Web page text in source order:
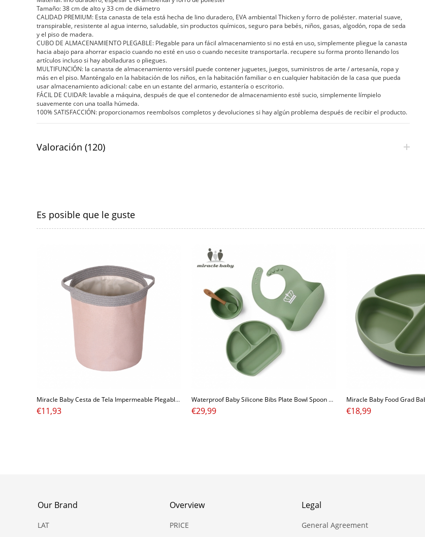
Tamaño: 38 cm de alto y 33 cm de diámetro
CALIDAD PREMIUM: Esta canasta de tela está hecha de lino duradero, EVA ambiental Thicken y forro de poliéster. material suave,
transpirable, resistente al agua interno, saludable, sin productos químicos, seguro para bebés, niños, gasas, algodón, ropa de seda
y el piso de madera.
CUBO DE ALMACENAMIENTO PLEGABLE: Plegable para un fácil almacenamiento si no está en uso, simplemente pliegue la canasta
hacia abajo para ahorrar espacio cuando no esté en uso o cuando necesite transportarla. recupere su forma pronto llenando los
artículos incluso si hay abolladuras o pliegues.
MULTIFUNCIÓN: la canasta de almacenamiento versátil puede contener juguetes, juegos, suministros de arte / artesanía, ropa y
más en el piso. Manténgalo en la habitación de los niños, en la habitación familiar o en cualquier habitación de la casa que pueda
usar almacenamiento adicional: cabe en un estante del armario, estantería o escritorio.
FÁCIL DE CUIDAR: lavable a máquina, después de que el contenedor de almacenamiento esté sucio, simplemente límpielo
suavemente con una toalla húmeda.
100% SATISFACCIÓN: proporcionamos reembolsos completos y devoluciones si hay algún problema después de recibir el producto.
Valoración (120)
Es posible que le guste
Miracle Baby Cesta de Tela Impermeable Plegable,Cestos de lavanderíapara la Colada,Organizador Lavadero Almacenamiento de Canastas para Guardar Organi
€11,93
Waterproof Baby Silicone Bibs Plate Bowl Spoon 4 Pack Comfortable Adjustable Washable Soft Baby Bibs
€29,99 €18,99
Our Brand
LAT
Overview
PRICE
Legal
General Agreement